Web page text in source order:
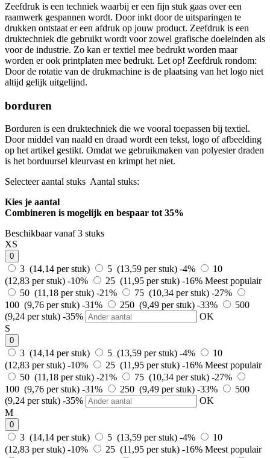
Zeefdruk is een techniek waarbij er een fijn stuk gaas over een
raamwerk gespannen wordt. Door inkt door de uitsparingen te
drukken ontstaat er een afdruk op jouw product. Zeefdruk is een
druktechniek die gebruikt wordt voor zowel grafische doeleinden als
voor de industrie. Zo kan er textiel mee bedrukt worden maar
worden er ook printplaten mee bedrukt. Let op! Zeefdruk rondom:
Door de rotatie van de drukmachine is de plaatsing van het logo niet
altijd gelijk uitgelijnd.
borduren
Borduren is een druktechniek die we vooral toepassen bij textiel.
Door middel van naald en draad wordt een tekst, logo of afbeelding
op het artikel gestikt. Omdat we gebruikmaken van polyester draden
is het borduursel kleurvast en krimpt het niet.
Selecteer aantal stuks Aantal stuks:
Kies je aantal
Combineren is mogelijk en bespaar tot 35%
Beschikbaar vanaf 3 stuks
XS
0
3 (14,14 per stuk) 5 (13,59 per stuk) -4%
10
(12,83 per stuk) -10% 25 (11,95 per stuk) -16% Meest populair
50 (11,18 per stuk) -21% 75 (10,34 per stuk) -27%
100 (9,76 per stuk) -31% 250 (9,49 per stuk) -33%
500
(9,24 per stuk) -35%
OK
S
0
3 (14,14 per stuk) 5 (13,59 per stuk) -4%
10
(12,83 per stuk) -10% 25 (11,95 per stuk) -16% Meest populair
50 (11,18 per stuk) -21% 75 (10,34 per stuk) -27%
100 (9,76 per stuk) -31% 250 (9,49 per stuk) -33%
500
(9,24 per stuk) -35%
OK
M
0
3 (14,14 per stuk) 5 (13,59 per stuk) -4%
10
(12,83 per stuk) -10% 25 (11,95 per stuk) -16% Meest populair